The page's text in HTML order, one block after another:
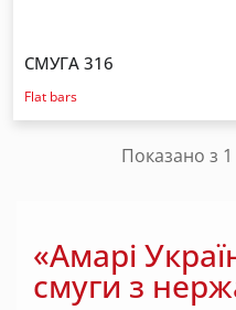
СМУГА 316
Flat bars
Показано з 1
«Амарі
смуги з